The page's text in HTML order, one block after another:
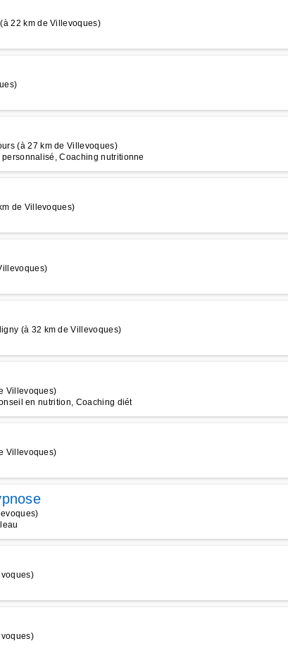
22 km de Villevoques)
(à 27 km de Villevoques)
Coaching nutritionne
de Villevoques)
(à 32 km de Villevoques)
Villevoques)
en nutrition, Coaching diét
Villevoques)